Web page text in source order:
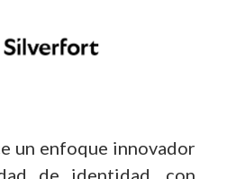
un enfoque innovador